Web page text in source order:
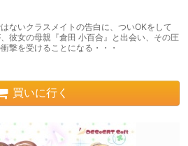
ないクラスメイトの告白に、ついOKをして
彼女の母親『倉田 小百合』と出会い、その圧
撃を受けることになる・・・
買いに行く